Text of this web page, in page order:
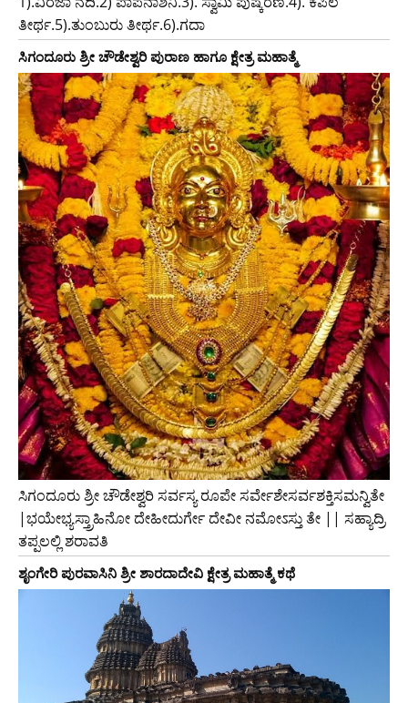
ತೀರ್ಥ.5).ತುಂಬುರು ತೀರ್ಥ.6).ಗದಾ
ಸಿಗಂದೂರು ಶ್ರೀ ಚೌಡೇಶ್ವರಿ ಪುರಾಣ ಹಾಗೂ ಕ್ಷೇತ್ರ ಮಹಾತ್ಮೆ
ಸಿಗಂದೂರು ಶ್ರೀ ಚೌಡೇಶ್ವರಿ ಸರ್ವಸ್ಯ ರೂಪೇ ಸರ್ವೇಶೇಸರ್ವಶಕ್ತಿಸಮನ್ವಿತೇ
|ಭಯೇಭ್ಯಸ್ತ್ರಾಹಿನೋ ದೇಹೀದುರ್ಗೇ ದೇವೀ ನಮೋಽಸ್ತು ತೇ || ಸಹ್ಯಾದ್ರಿ
ತಪ್ಪಲಲ್ಲಿ ಶರಾವತಿ
ಶೃಂಗೇರಿ ಪುರವಾಸಿನಿ ಶ್ರೀ ಶಾರದಾದೇವಿ ಕ್ಷೇತ್ರ ಮಹಾತ್ಮೆ ಕಥೆ